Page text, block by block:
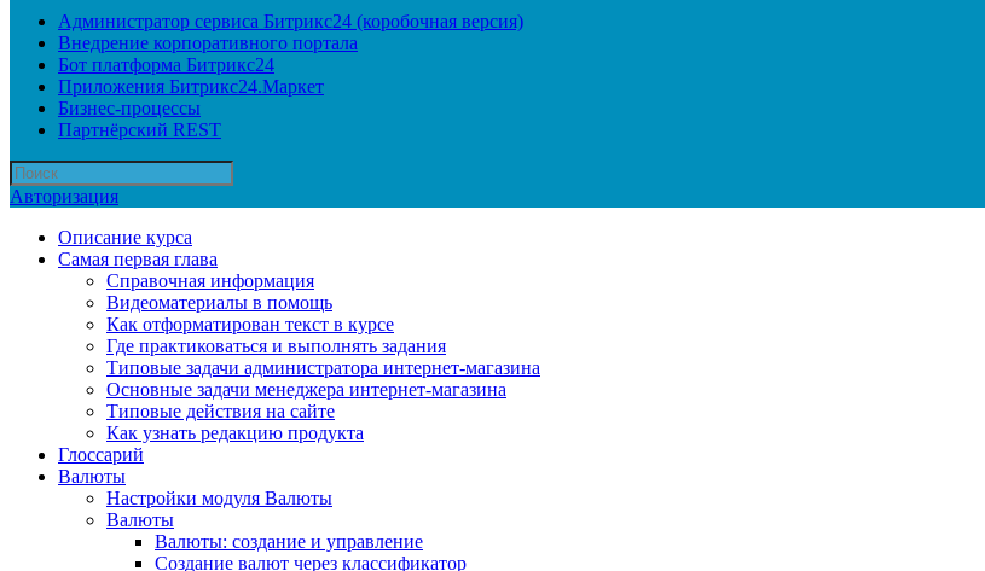
Администратор сервиса Битрикс24 (коробочная версия)
Внедрение корпоративного портала
Бот платформа Битрикс24
Приложения Битрикс24.Маркет
Бизнес-процессы
Партнёрский REST
Авторизация
Описание курса
Самая первая глава
Справочная информация
Видеоматериалы в помощь
Как отформатирован текст в курсе
Где практиковаться и выполнять задания
Типовые задачи администратора интернет-магазина
Основные задачи менеджера интернет-магазина
Типовые действия на сайте
Как узнать редакцию продукта
Глоссарий
Валюты
Настройки модуля Валюты
Валюты
Валюты: создание и управление
Создание валют через классификатор